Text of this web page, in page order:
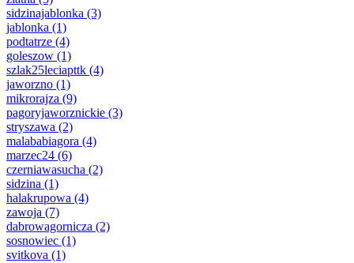
sidzinajablonka (3)
jablonka (1)
podtatrze (4)
goleszow (1)
szlak25leciapttk (4)
jaworzno (1)
mikrorajza (9)
pagoryjaworznickie (3)
stryszawa (2)
malababiagora (4)
marzec24 (6)
czerniawasucha (2)
sidzina (1)
halakrupowa (4)
zawoja (7)
dabrowagornicza (2)
sosnowiec (1)
svitkova (1)